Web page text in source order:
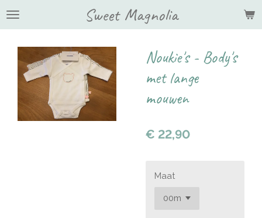
Ga
hoofdinhoud
Sweet Magnolia
Noukie's - Body's
met lange
mouwen
€ 22,90
Maat